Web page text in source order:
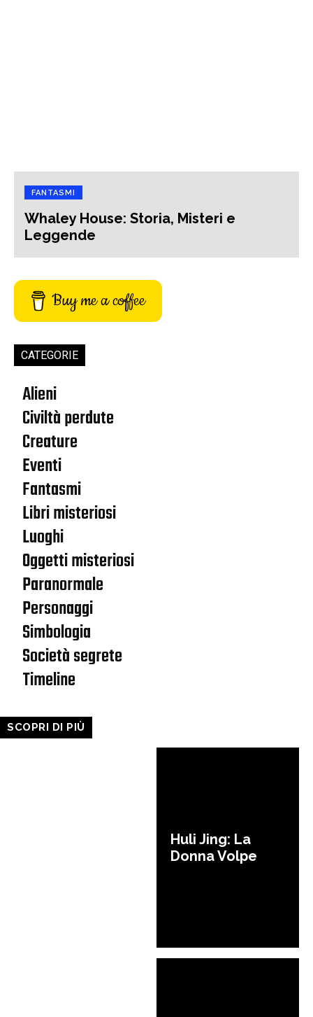
FANTASMI
Whaley House: Storia, Misteri e
Leggende
Buy me a coffee
CATEGORIE
Alieni
Civiltà perdute
Creature
Eventi
Fantasmi
Libri misteriosi
Luoghi
Oggetti misteriosi
Paranormale
Personaggi
Simbologia
Società segrete
Timeline
SCOPRI DI PIÙ
Huli Jing: La
Donna Volpe